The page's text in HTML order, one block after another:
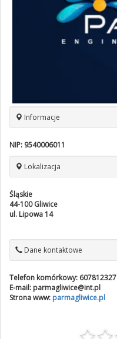
Informacje
NIP: 9540006011
Lokalizacja
Śląskie
44-100 Gliwice
ul. Lipowa 14
Dane kontaktowe
Telefon komórkowy: 607812327
E-mail: parmagliwice@int.pl
Strona www: parmagliwice.pl